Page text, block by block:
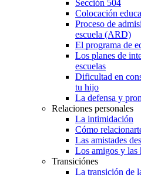
Sección 504
Colocación
Proceso de
escuela (ARD)
El programa de
Los planes de
escuelas
Dificultad en
tu hijo
La defensa y
Relaciones personales
La intimidación
Cómo
Las amistades
Los amigos y las
Transiciónes
La transición de